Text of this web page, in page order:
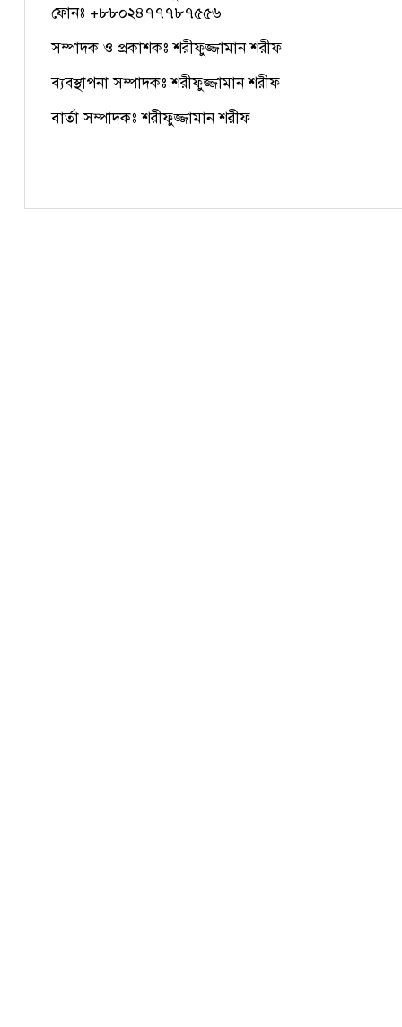
ফোনঃ +৮৮০২৪৭৭৭৮৭৫৫৬
সম্পাদক ও প্রকাশকঃ শরীফুজ্জামান শরীফ
ব্যবস্থাপনা সম্পাদকঃ শরীফুজ্জামান শরীফ
বার্তা সম্পাদকঃ শরীফুজ্জামান শরীফ